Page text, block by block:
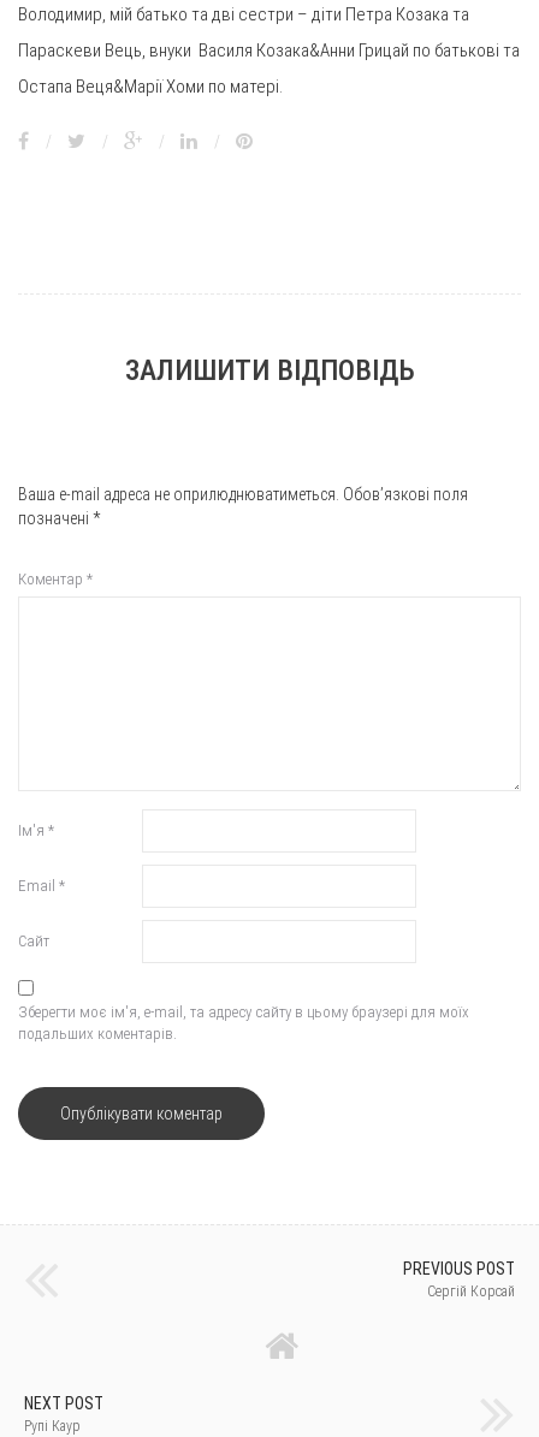
Володимир, мій батько та дві сестри – діти Петра Козака та
Параскеви Вець, внуки Василя Козака&Анни Грицай по батькові та
Остапа Веця&Марії Хоми по матері.
/ / / /
ЗАЛИШИТИ ВІДПОВІДЬ
Ваша e-mail адреса не оприлюднюватиметься. Обов’язкові поля
позначені *
Коментар *
Ім'я *
Email *
Сайт
Зберегти моє ім'я, e-mail, та адресу сайту в цьому браузері для моїх
подальших коментарів.
PREVIOUS POST
Сергій Корсай
NEXT POST
Рупі Каур